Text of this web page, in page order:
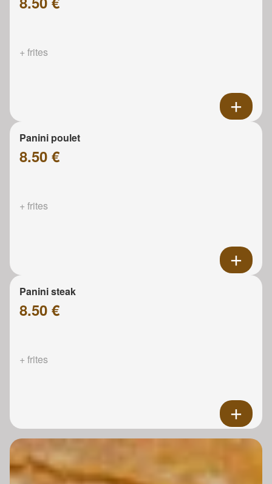
+ frites
Panini poulet
8.50 €
+ frites
Panini steak
8.50 €
+ frites